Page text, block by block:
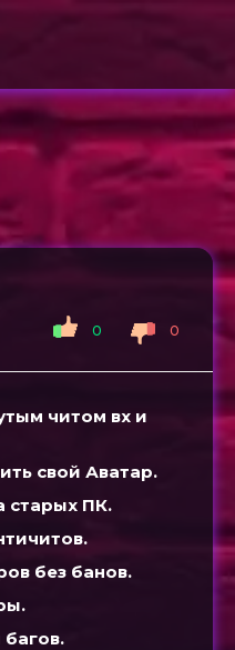
0 0
читом вх и
свой Аватар.
старых ПК.
без банов.
багов.